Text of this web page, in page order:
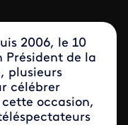
2006, le 10
Président de la
plusieurs
célébrer
cette occasion,